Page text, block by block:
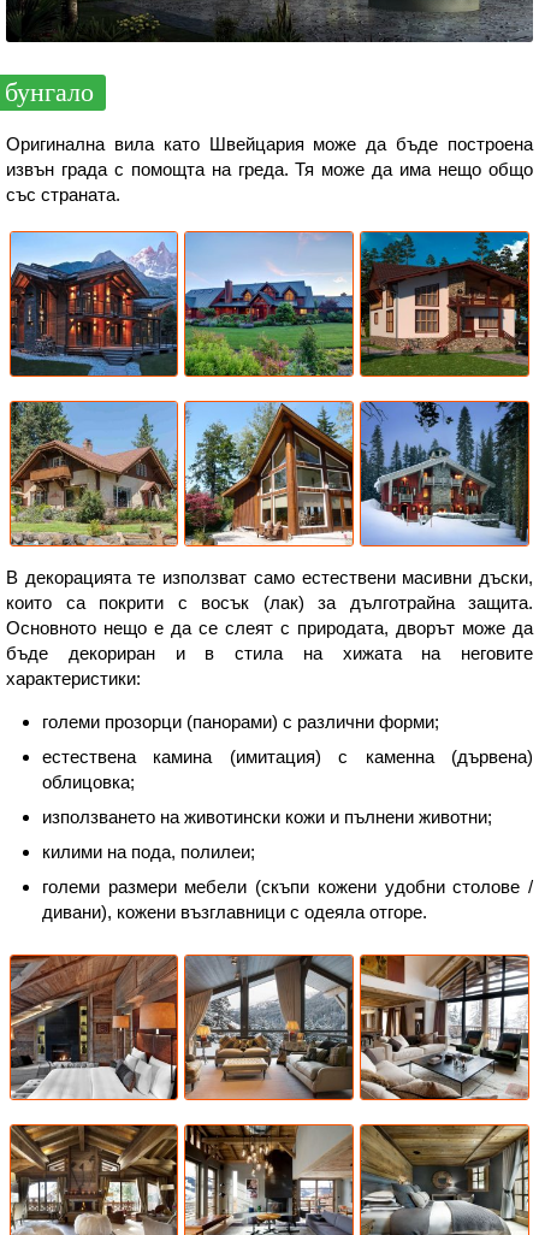
бунгало
Оригинална вила като Швейцария може да бъде построена
извън града с помощта на греда. Тя може да има нещо общо
със страната.
В декорацията те използват само естествени масивни дъски,
които са покрити с восък (лак) за дълготрайна защита.
Основното нещо е да се слеят с природата, дворът може да
бъде декориран и в стила на хижата на неговите
характеристики:
големи прозорци (панорами) с различни форми;
естествена камина (имитация) с каменна (дървена)
облицовка;
използването на животински кожи и пълнени животни;
килими на пода, полилеи;
големи размери мебели (скъпи кожени удобни столове /
дивани), кожени възглавници с одеяла отгоре.